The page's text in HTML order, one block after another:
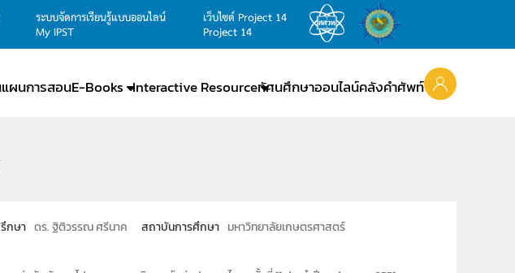
ระบบจัดการเรียนรู้แบบออนไลน์
My IPST
เว็บไซต์ Project 14
Project 14
แผนการสอนE-Books Interactive Resourceทัศนศึกษาออนไลน์คลังคำศัพท์
กษา ดร. ฐิติวรรณ ศรีนาค สถาบันการศึกษา มหาวิทยาลัยเกษตรศาสตร์